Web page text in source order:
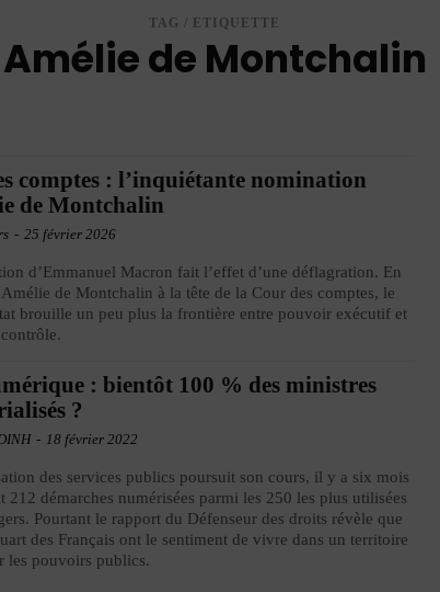
TAG / ETIQUETTE
Amélie de Montchalin
comptes : l’inquiétante nomination
de Montchalin
- 25 février 2026
d’Emmanuel Macron fait l’effet d’une déflagration. En
de Montchalin à la tête de la Cour des comptes, le
brouille un peu plus la frontière entre pouvoir exécutif et
: bientôt 100 % des ministres
?
- 18 février 2022
des services publics poursuit son cours, il y a six mois
212 démarches numérisées parmi les 250 les plus utilisées
Pourtant le rapport du Défenseur des droits révèle que
des Français ont le sentiment de vivre dans un territoire
les pouvoirs publics.